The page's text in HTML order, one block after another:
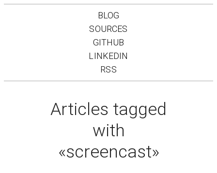
BLOG
SOURCES
GITHUB
LINKEDIN
RSS
Articles tagged
with
«screencast»